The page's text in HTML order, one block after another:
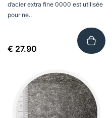
d’acier extra fine 0000 est utilisée
pour ne..
€ 27.90